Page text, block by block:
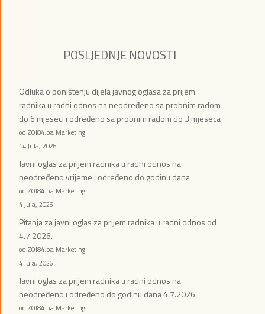
POSLJEDNJE NOVOSTI
Odluka o poništenju dijela javnog oglasa za prijem
radnika u radni odnos na neodređeno sa probnim radom
do 6 mjeseci i određeno sa probnim radom do 3 mjeseca
od ZOI84.ba Marketing
14 Jula, 2026
Javni oglas za prijem radnika u radni odnos na
neodređeno vrijeme i određeno do godinu dana
od ZOI84.ba Marketing
4 Jula, 2026
Pitanja za javni oglas za prijem radnika u radni odnos od
4.7.2026.
od ZOI84.ba Marketing
4 Jula, 2026
Javni oglas za prijem radnika u radni odnos na
neodređeno i određeno do godinu dana 4.7.2026.
od ZOI84.ba Marketing